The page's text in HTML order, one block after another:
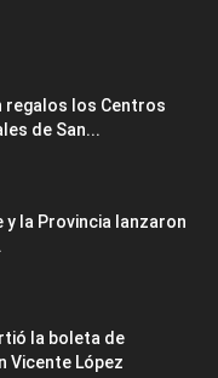
regalos los Centros
de San...
y la Provincia lanzaron
la boleta de
Vicente López